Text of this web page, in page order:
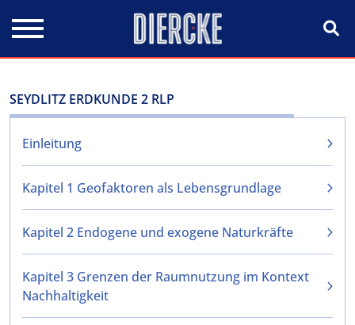
SEYDLITZ ERDKUNDE 2 RLP
Einleitung
Kapitel 1 Geofaktoren als Lebensgrundlage
Kapitel 2 Endogene und exogene Naturkräfte
Kapitel 3 Grenzen der Raumnutzung im Kontext
Nachhaltigkeit